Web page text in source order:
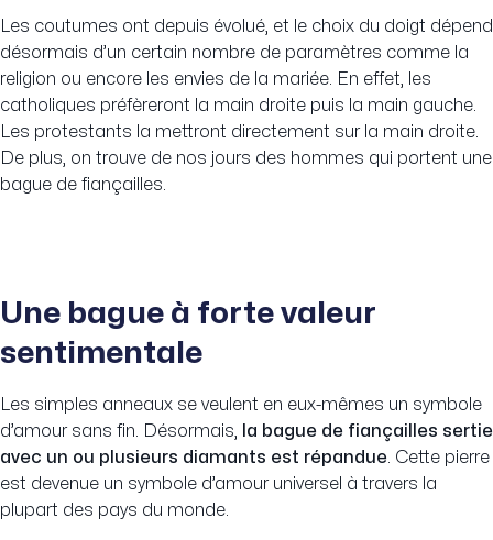
Les coutumes ont depuis évolué, et le choix du doigt dépend
désormais d’un certain nombre de paramètres comme la
religion ou encore les envies de la mariée. En effet, les
catholiques préfèreront la main droite puis la main gauche.
Les protestants la mettront directement sur la main droite.
De plus, on trouve de nos jours des hommes qui portent une
bague de fiançailles.
Une bague à forte valeur
sentimentale
Les simples anneaux se veulent en eux-mêmes un symbole
d’amour sans fin. Désormais,
la bague de fiançailles sertie
avec un ou plusieurs diamants est répandue . Cette pierre
est devenue un symbole d’amour universel à travers la
plupart des pays du monde.